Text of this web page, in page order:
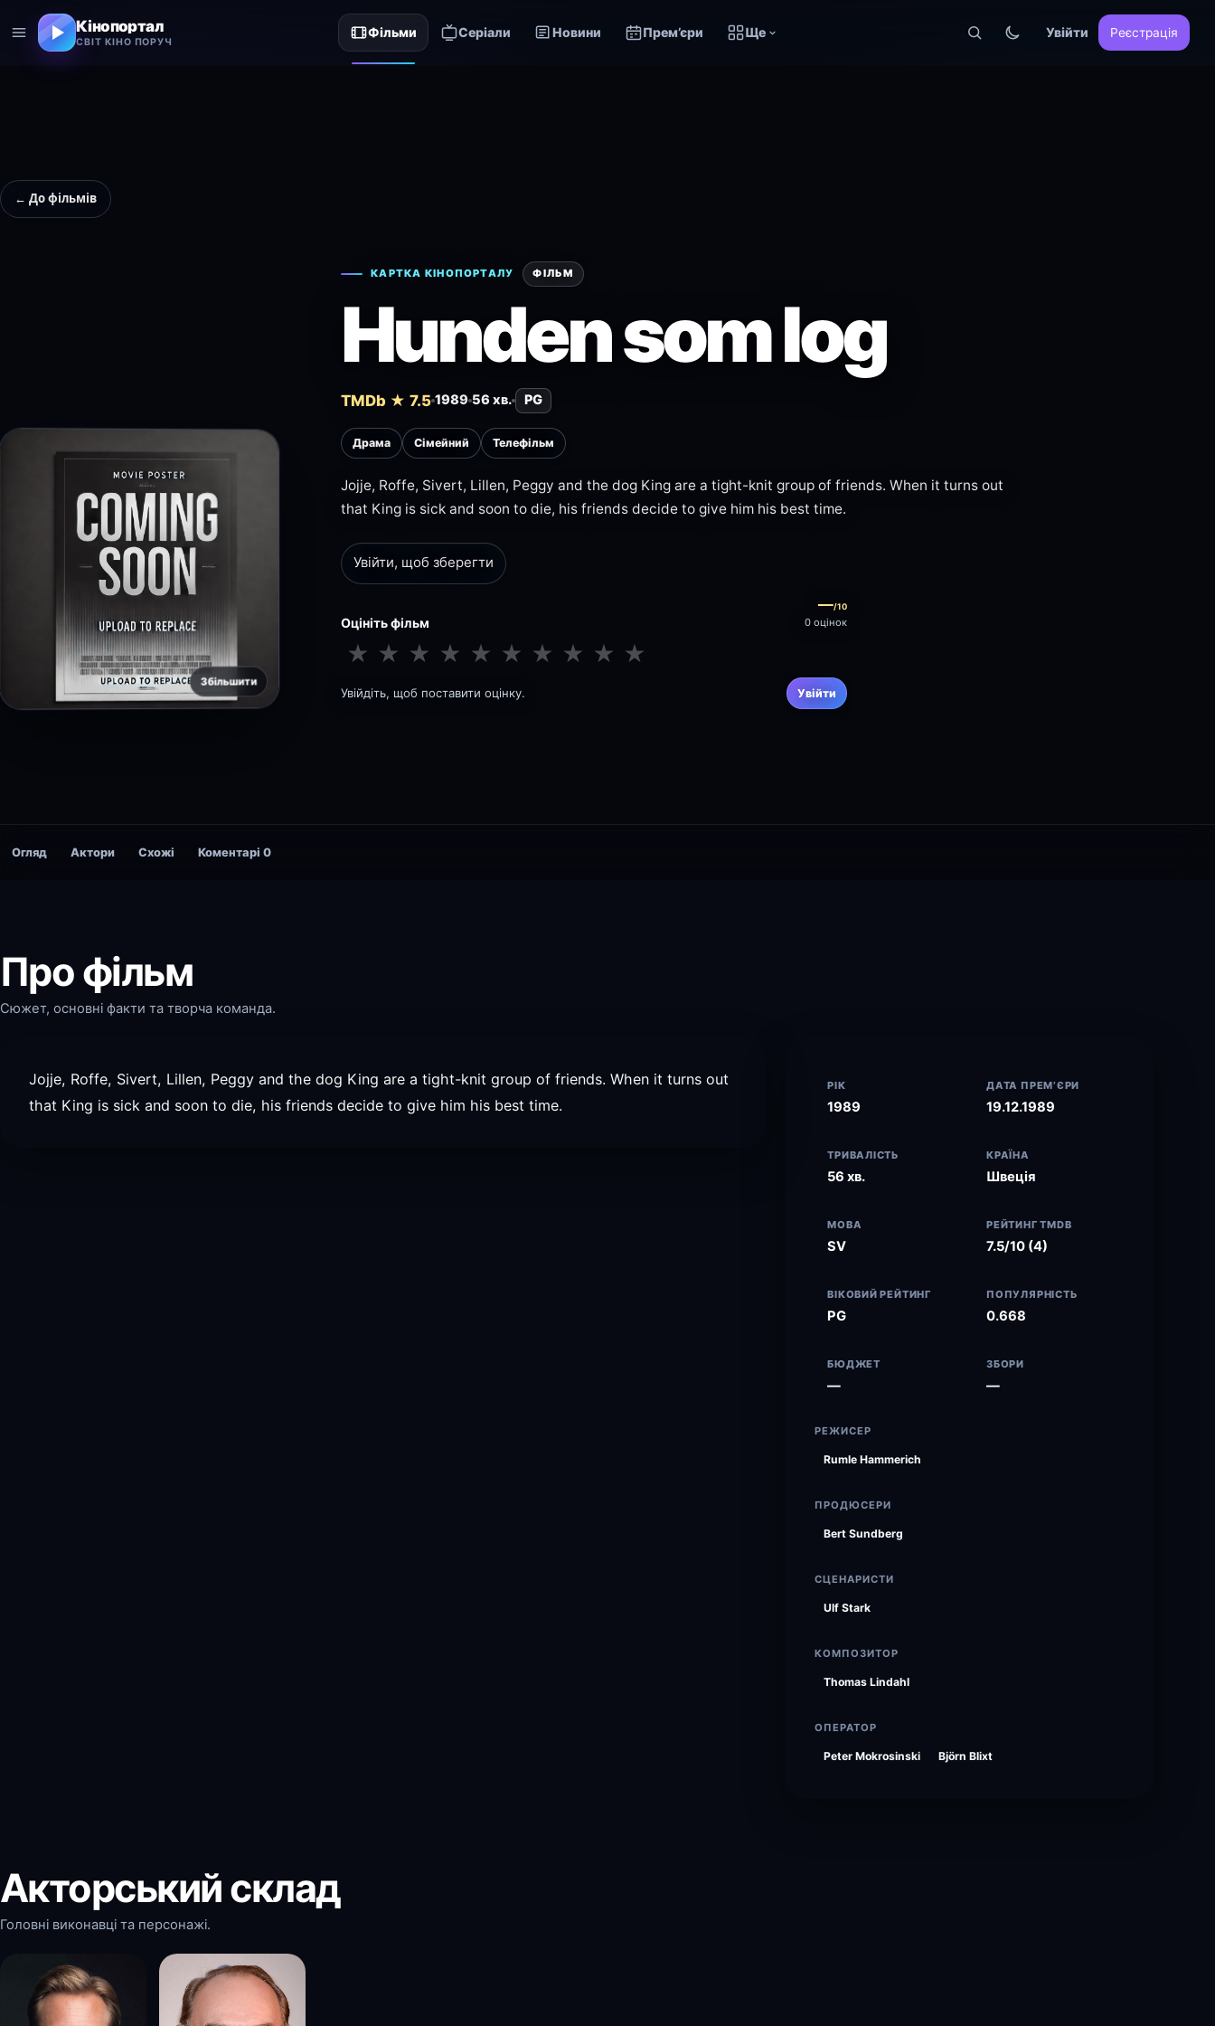
Кінопортал
СВІТ КІНО ПОРУЧ
Фільми Серіали Новини Прем’єри Ще Увійти Реєстрація
← До фільмів
Збільшити
КАРТКА КІНОПОРТАЛУ ФІЛЬМ
Hunden som log
TMDb ★ 7.5 1989 56 хв. PG
Драма Сімейний Телефільм
Jojje, Roffe, Sivert, Lillen, Peggy and the dog King are a tight-knit group of friends. When it turns out
that King is sick and soon to die, his friends decide to give him his best time.
Увійти, щоб зберегти
Оцініть фільм
—/10
0 оцінок
★ ★ ★ ★ ★ ★ ★ ★ ★ ★
Увійдіть, щоб поставити оцінку. Увійти
Огляд Актори Схожі Коментарі 0
Про фільм
Сюжет, основні факти та творча команда.
Jojje, Roffe, Sivert, Lillen, Peggy and the dog King are a tight-knit group of friends. When it turns out
that King is sick and soon to die, his friends decide to give him his best time.
РІК
1989
ДАТА ПРЕМ’ЄРИ
19.12.1989
ТРИВАЛІСТЬ
56 хв.
КРАЇНА
Швеція
МОВА
SV
РЕЙТИНГ TMDB
7.5/10 (4)
ВІКОВИЙ РЕЙТИНГ
PG
ПОПУЛЯРНІСТЬ
0.668
БЮДЖЕТ
—
ЗБОРИ
—
РЕЖИСЕР
Rumle Hammerich
ПРОДЮСЕРИ
Bert Sundberg
СЦЕНАРИСТИ
Ulf Stark
КОМПОЗИТОР
Thomas Lindahl
ОПЕРАТОР
Peter Mokrosinski Björn Blixt
Акторський склад
Головні виконавці та персонажі.